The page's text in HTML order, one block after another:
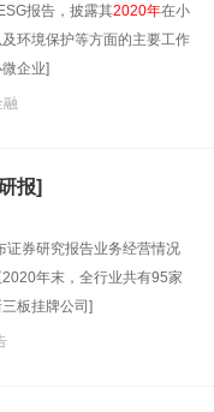
报告，披露其2020年在小
环境保护等方面的主要工作
企业]
融
报]
证券研究报告业务经营情况
年末，全行业共有95家
板挂牌公司]